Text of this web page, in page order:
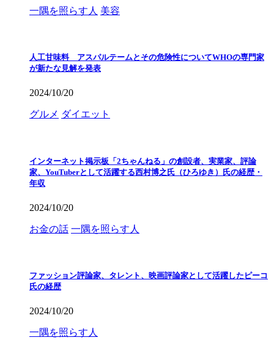
一隅を照らす人 美容
人工甘味料 アスパルテームとその危険性についてWHOの専門家
が新たな見解を発表
2024/10/20
グルメ ダイエット
インターネット掲示板「2ちゃんねる」の創設者、実業家、評論
家、YouTuberとして活躍する西村博之氏（ひろゆき）氏の経歴・
年収
2024/10/20
お金の話 一隅を照らす人
ファッション評論家、タレント、映画評論家として活躍したピーコ
氏の経歴
2024/10/20
一隅を照らす人